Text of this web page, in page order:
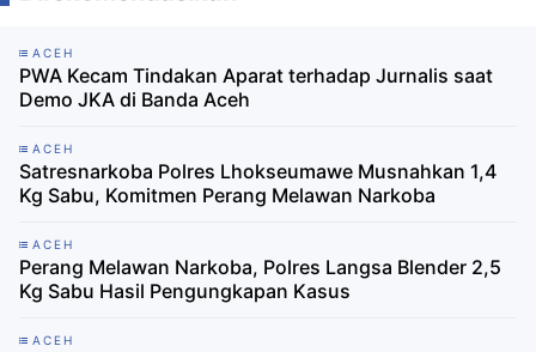
ACEH
PWA Kecam Tindakan Aparat terhadap Jurnalis saat
Demo JKA di Banda Aceh
ACEH
Satresnarkoba Polres Lhokseumawe Musnahkan 1,4
Kg Sabu, Komitmen Perang Melawan Narkoba
ACEH
Perang Melawan Narkoba, Polres Langsa Blender 2,5
Kg Sabu Hasil Pengungkapan Kasus
ACEH